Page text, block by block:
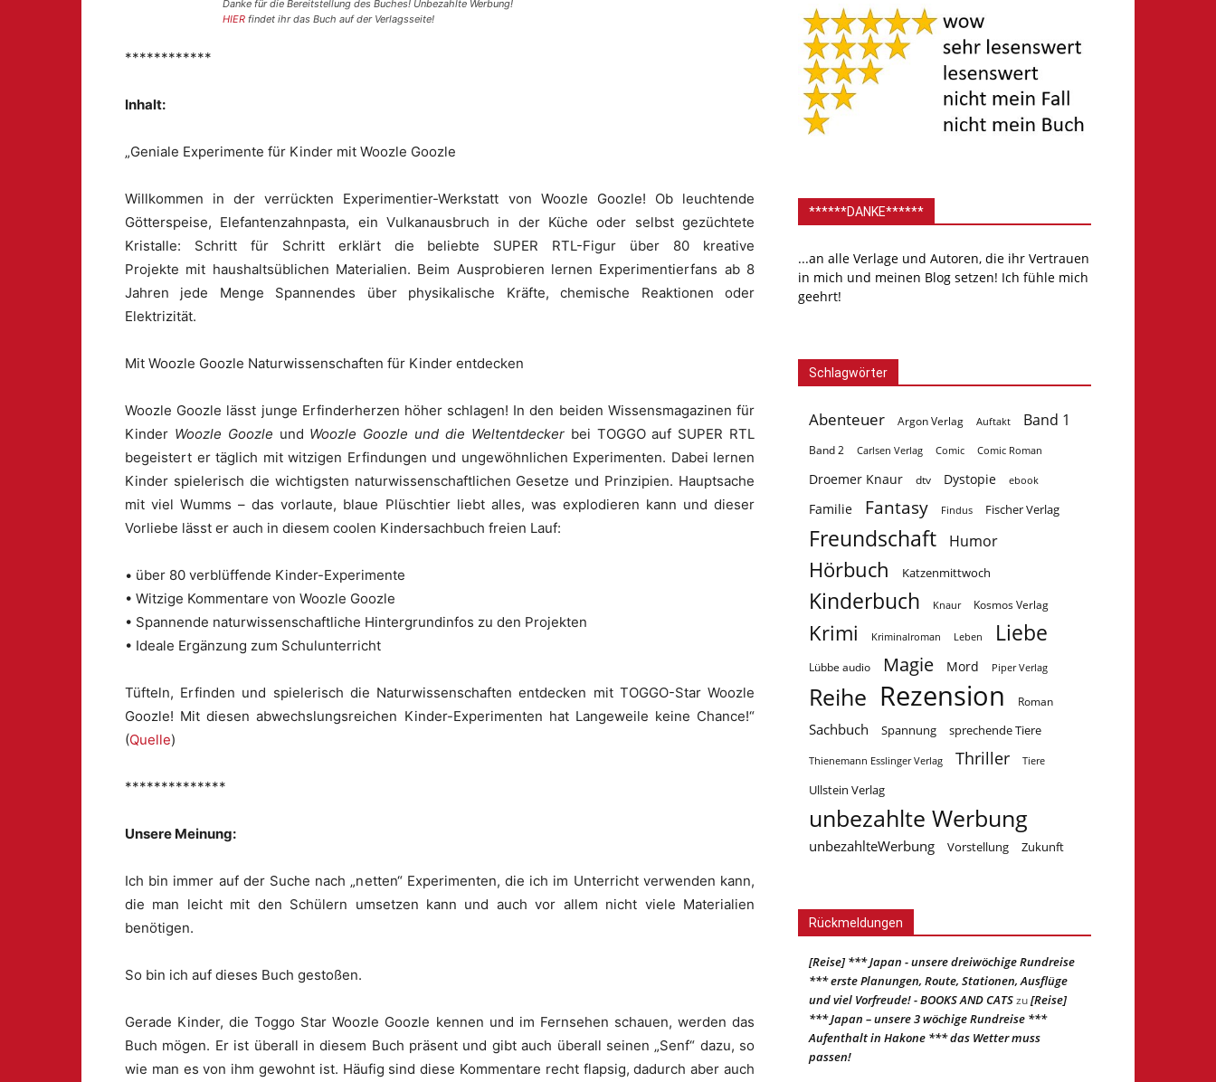
Danke für die Bereitstellung des Buches! Unbezahlte Werbung!
HIER findet ihr das Buch auf der Verlagsseite!
************
Inhalt:
„Geniale Experimente für Kinder mit Woozle Goozle
Willkommen in der verrückten Experimentier-Werkstatt von Woozle Goozle! Ob leuchtende
Götterspeise, Elefantenzahnpasta, ein Vulkanausbruch in der Küche oder selbst gezüchtete
Kristalle: Schritt für Schritt erklärt die beliebte SUPER RTL-Figur über 80 kreative
Projekte mit haushaltsüblichen Materialien. Beim Ausprobieren lernen Experimentierfans ab 8
Jahren jede Menge Spannendes über physikalische Kräfte, chemische Reaktionen oder
Elektrizität.
Mit Woozle Goozle Naturwissenschaften für Kinder entdecken
Woozle Goozle lässt junge Erfinderherzen höher schlagen! In den beiden Wissensmagazinen für
Kinder Woozle Goozle und Woozle Goozle und die Weltentdeckerbei TOGGO auf SUPER RTL
begeistert er täglich mit witzigen Erfindungen und ungewöhnlichen Experimenten. Dabei lernen
Kinder spielerisch die wichtigsten naturwissenschaftlichen Gesetze und Prinzipien. Hauptsache
mit viel Wumms – das vorlaute, blaue Plüschtier liebt alles, was explodieren kann und dieser
Vorliebe lässt er auch in diesem coolen Kindersachbuch freien Lauf:
• über 80 verblüffende Kinder-Experimente
• Witzige Kommentare von Woozle Goozle
• Spannende naturwissenschaftliche Hintergrundinfos zu den Projekten
• Ideale Ergänzung zum Schulunterricht
Tüfteln, Erfinden und spielerisch die Naturwissenschaften entdecken mit TOGGO-Star Woozle
Goozle! Mit diesen abwechslungsreichen Kinder-Experimenten hat Langeweile keine Chance!“
(Quelle)
**************
Unsere Meinung:
Ich bin immer auf der Suche nach „netten“ Experimenten, die ich im Unterricht verwenden kann,
die man leicht mit den Schülern umsetzen kann und auch vor allem nicht viele Materialien
benötigen.
So bin ich auf dieses Buch gestoßen.
Gerade Kinder, die Toggo Star Woozle Goozle kennen und im Fernsehen schauen, werden das
Buch mögen. Er ist überall in diesem Buch präsent und gibt auch überall seinen „Senf“ dazu, so
wie man es von ihm gewohnt ist. Häufig sind diese Kommentare recht flapsig, dadurch aber auch
******DANKE******
...an alle Verlage und Autoren, die ihr Vertrauen
in mich und meinen Blog setzen! Ich fühle mich
geehrt!
Schlagwörter
Abenteuer Argon Verlag Auftakt Band 1
Band 2 Carlsen Verlag Comic Comic Roman
Droemer Knaur dtv Dystopie ebook
Familie Fantasy Findus Fischer Verlag
Freundschaft Humor
Hörbuch Katzenmittwoch
Kinderbuch Knaur Kosmos Verlag
Krimi Kriminalroman Leben Liebe
Lübbe audio Magie Mord Piper Verlag
Reihe Rezension Roman
Sachbuch Spannung sprechende Tiere
Thienemann Esslinger Verlag Thriller Tiere
Ullstein Verlag
unbezahlte Werbung
unbezahlteWerbung Vorstellung Zukunft
Rückmeldungen
[Reise] *** Japan - unsere dreiwöchige Rundreise
*** erste Planungen, Route, Stationen, Ausflüge
und viel Vorfreude! - BOOKS AND CATSzu[Reise]
*** Japan – unsere 3 wöchige Rundreise ***
Aufenthalt in Hakone *** das Wetter muss
passen!